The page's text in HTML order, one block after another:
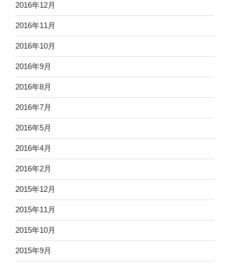
2016年12月
2016年11月
2016年10月
2016年9月
2016年8月
2016年7月
2016年5月
2016年4月
2016年2月
2015年12月
2015年11月
2015年10月
2015年9月